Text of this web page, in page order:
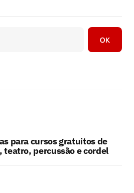
OK
para cursos gratuitos de
teatro, percussão e cordel